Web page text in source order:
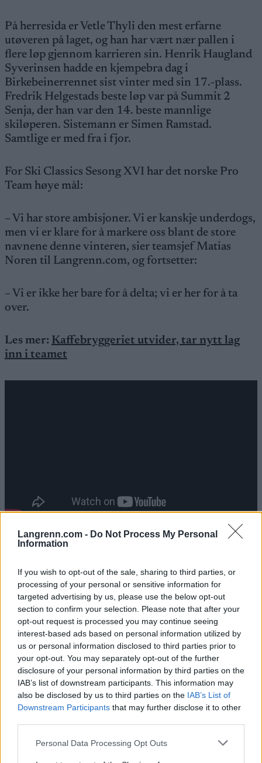
Langrenn.com - Do Not Process My Personal
Information
If you wish to opt-out of the sale, sharing to third parties, or
processing of your personal or sensitive information for
targeted advertising by us, please use the below opt-out
section to confirm your selection. Please note that after your
opt-out request is processed you may continue seeing
interest-based ads based on personal information utilized by
us or personal information disclosed to third parties prior to
your opt-out. You may separately opt-out of the further
disclosure of your personal information by third parties on the
IAB’s list of downstream participants. This information may
also be disclosed by us to third parties on the IAB’s List of
Downstream Participants that may further disclose it to other
Please note that this website/app uses one or more Google
Personal Data Processing Opt Outs
På herresida er Vetle Thyli den mest erfarne
utøveren på laget, og han har vært nær pallen i
flere løp gjennom karrieren sin. Henrik Haugland
Syverinsen hadde en kjempebra dag i
Birkebeinerrennet sist vinter med sin 17.-plass.
Fredrik Helgestads beste løp var på Summit 2
Senja, der han var den 14. beste mannlige
skiløperen. Sistemann er Simen Ramstad.
Samtlige er med fra i fjor.
For Ski Classics Sesong XVI har det norske Pro
Team høye mål:
– Vi har store ambisjoner. Vi er kanskje underdogs,
men vi er klare for å markere oss blant de store
navnene denne vinteren, sier teamsjef Matias
Noren til Langrenn.com, og fortsetter:
– Vi er ikke her bare for å delta; vi er her for å ta
over.
Les mer: Kaffebryggeriet utvider, tar nytt lag
inn i teamet
Team Kaffebryggeriet DRIV
Land: Norge
Pro Team Director: Matias Noren
Pro Team Ranking: 10
Instagram: Team Kaffebryggeriet DRIV
Facebook:Team Kaffebryggeriet DRIV
Dette er terminlista for Ski Classics Pro Tour
Season XVI:
Event 1: 14. desember, Bad Gastein ITT
Event 2: 15. desember, Bad Gastein Criterium
Event 3: 11. januar, 3 Zinnen Ski Marathon
Event 4: 12. januar, La Venosta ITT Kapron-